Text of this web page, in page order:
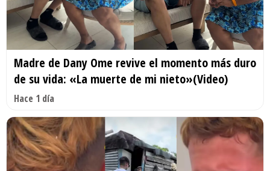
Madre de Dany Ome revive el momento más duro
de su vida: «La muerte de mi nieto»(Video)
Hace 1 día